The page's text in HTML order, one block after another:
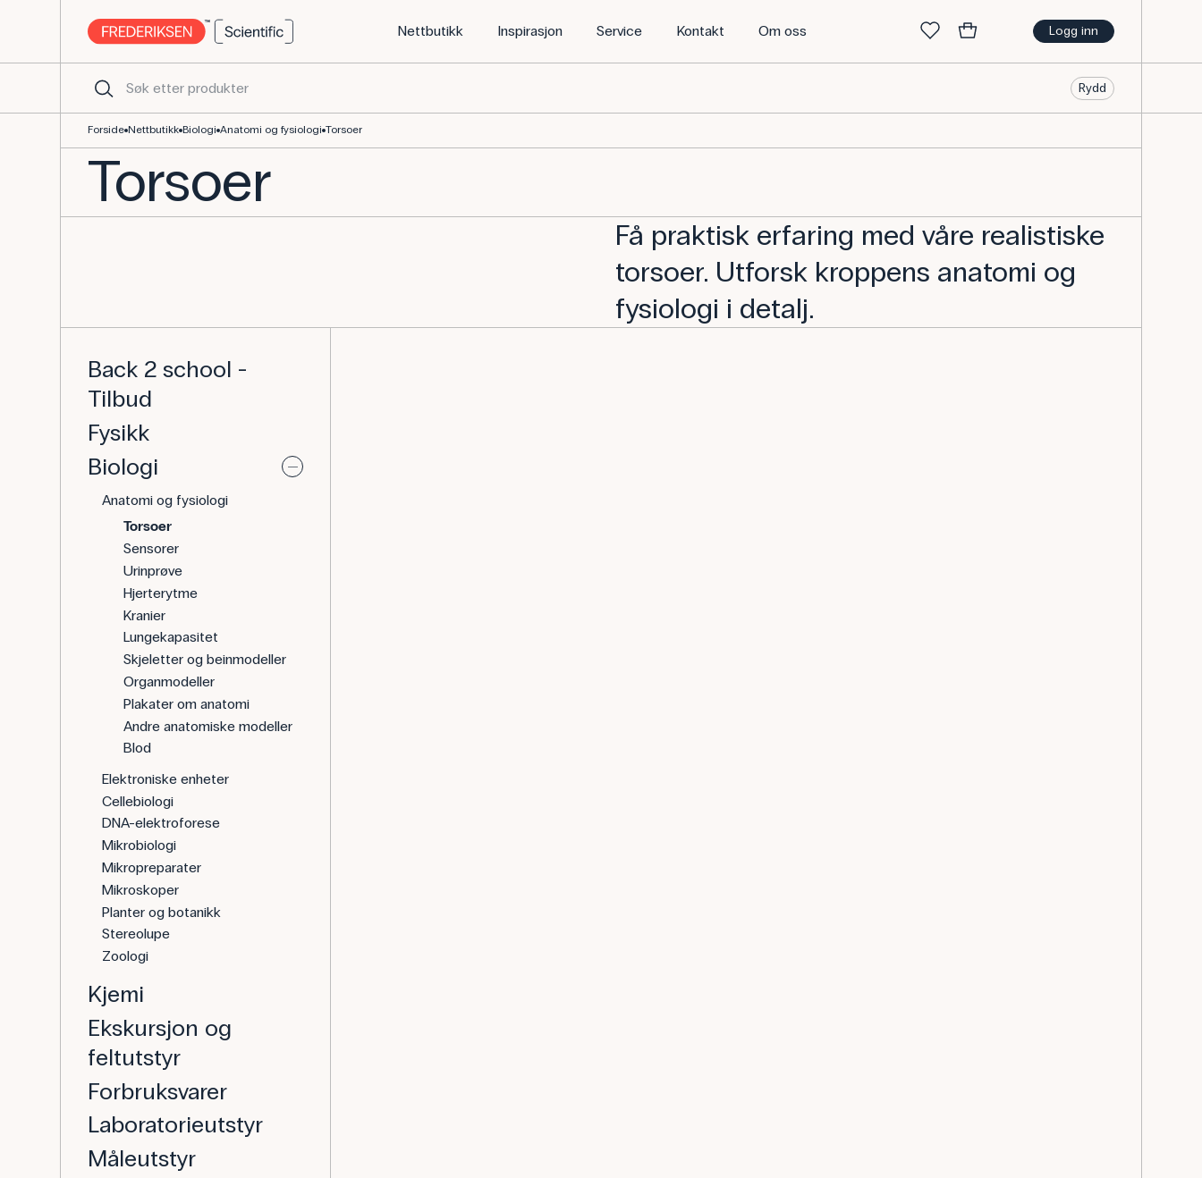
Logg inn
Nettbutikk Inspirasjon Service Kontakt Om oss
Rydd
Forside Nettbutikk Biologi Anatomi og fysiologi Torsoer
Torsoer
Få praktisk erfaring med våre realistiske
torsoer. Utforsk kroppens anatomi og
fysiologi i detalj.
Back 2 school -
Tilbud
Fysikk
Biologi
Anatomi og fysiologi
Torsoer
Sensorer
Urinprøve
Hjerterytme
Kranier
Lungekapasitet
Skjeletter og beinmodeller
Organmodeller
Plakater om anatomi
Andre anatomiske modeller
Blod
Elektroniske enheter
Cellebiologi
DNA-elektroforese
Mikrobiologi
Mikropreparater
Mikroskoper
Planter og botanikk
Stereolupe
Zoologi
Kjemi
Ekskursjon og
feltutstyr
Forbruksvarer
Laboratorieutstyr
Måleutstyr